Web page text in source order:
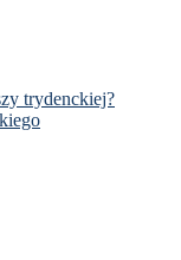
trydenckiej?